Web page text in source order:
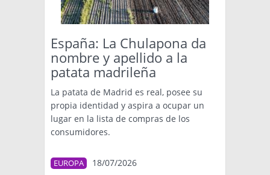
España: La Chulapona da
nombre y apellido a la
patata madrileña
La patata de Madrid es real, posee su
propia identidad y aspira a ocupar un
lugar en la lista de compras de los
consumidores.
EUROPA 18/07/2026